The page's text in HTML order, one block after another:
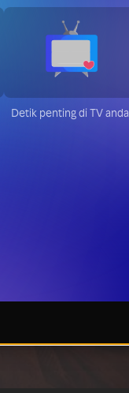
Detik penting di TV anda